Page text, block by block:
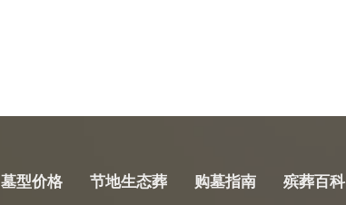
墓型价格 节地生态葬 购墓指南 殡葬百科